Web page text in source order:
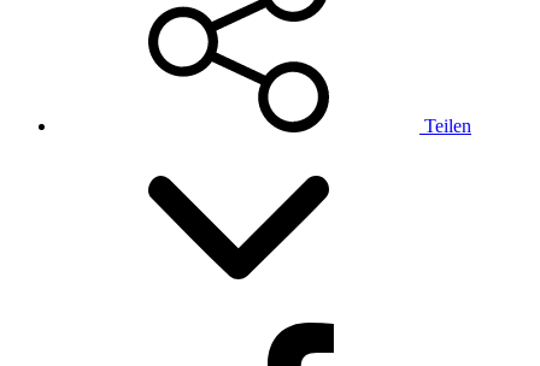
Teilen